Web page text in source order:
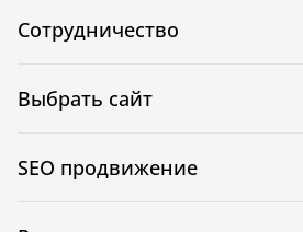
Сотрудничество
Выбрать сайт
SEO продвижение